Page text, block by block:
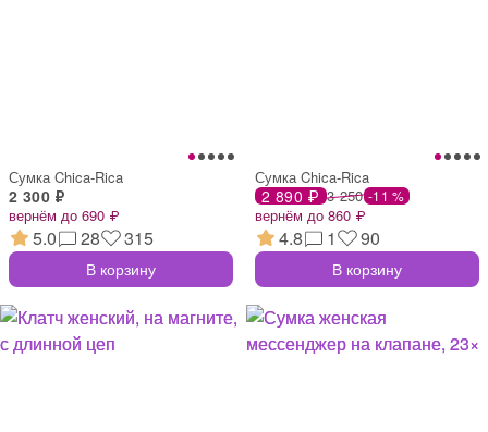
Сумка Chica-Rica
2 300 ₽
вернём до 690 ₽
5.0 28 315
В корзину
Сумка Chica-Rica
2 890 ₽ 3 250 -11 %
вернём до 860 ₽
4.8 1 90
В корзину